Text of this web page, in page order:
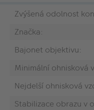
Zvýšená odolnost
Značka:
Bajonet objektivu:
Minimální ohnisková
Nejdelší ohnisková
Stabilizace obrazu v